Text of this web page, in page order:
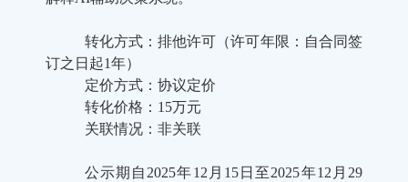
转化方式：排他许可（许可年限：自合同签
订之日起1年）
定价方式：协议定价
转化价格：15万元
关联情况：非关联
公示期自2025年12月15日至2025年12月29